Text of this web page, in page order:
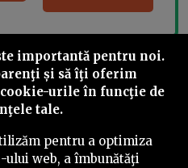
this
importantă pentru noi.
și să îţi oferim
urile în funcţie de
tale.
pentru a optimiza
web, a îmbunătăţi